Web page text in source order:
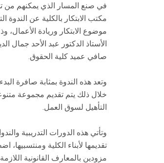
في صنع المسار الذي يمكنهم من
مكتب الابتكار بالكلية عن الندوة
الأستاذ الدكتور عبد الأحد
صافي عميد كلية الحقوق.
وتعد هذه الندوة بمثابة صافرة
خلال ذلك يتم تقديم مجموعة
التأهيل لسوق العمل.
وتأتي هذه الدورات التدريبية
تقديمها لأبناء الكلية
مزودين بالمعارف القانونية